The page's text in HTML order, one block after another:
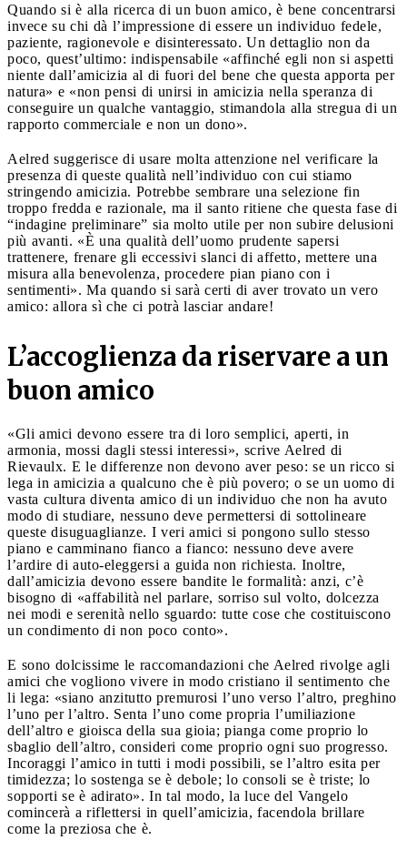
Quando si è alla ricerca di un buon amico, è bene concentrarsi
invece su chi dà l’impressione di essere un individuo fedele,
paziente, ragionevole e disinteressato. Un dettaglio non da
poco, quest’ultimo: indispensabile «affinché egli non si aspetti
niente dall’amicizia al di fuori del bene che questa apporta per
natura» e «non pensi di unirsi in amicizia nella speranza di
conseguire un qualche vantaggio, stimandola alla stregua di un
rapporto commerciale e non un dono».
Aelred suggerisce di usare molta attenzione nel verificare la
presenza di queste qualità nell’individuo con cui stiamo
stringendo amicizia. Potrebbe sembrare una selezione fin
troppo fredda e razionale, ma il santo ritiene che questa fase di
“indagine preliminare” sia molto utile per non subire delusioni
più avanti. «È una qualità dell’uomo prudente sapersi
trattenere, frenare gli eccessivi slanci di affetto, mettere una
misura alla benevolenza, procedere pian piano con i
sentimenti». Ma quando si sarà certi di aver trovato un vero
amico: allora sì che ci potrà lasciar andare!
L’accoglienza da riservare a un
buon amico
«Gli amici devono essere tra di loro semplici, aperti, in
armonia, mossi dagli stessi interessi», scrive Aelred di
Rievaulx. E le differenze non devono aver peso: se un ricco si
lega in amicizia a qualcuno che è più povero; o se un uomo di
vasta cultura diventa amico di un individuo che non ha avuto
modo di studiare, nessuno deve permettersi di sottolineare
queste disuguaglianze. I veri amici si pongono sullo stesso
piano e camminano fianco a fianco: nessuno deve avere
l’ardire di auto-eleggersi a guida non richiesta. Inoltre,
dall’amicizia devono essere bandite le formalità: anzi, c’è
bisogno di «affabilità nel parlare, sorriso sul volto, dolcezza
nei modi e serenità nello sguardo: tutte cose che costituiscono
un condimento di non poco conto».
E sono dolcissime le raccomandazioni che Aelred rivolge agli
amici che vogliono vivere in modo cristiano il sentimento che
li lega: «siano anzitutto premurosi l’uno verso l’altro, preghino
l’uno per l’altro. Senta l’uno come propria l’umiliazione
dell’altro e gioisca della sua gioia; pianga come proprio lo
sbaglio dell’altro, consideri come proprio ogni suo progresso.
Incoraggi l’amico in tutti i modi possibili, se l’altro esita per
timidezza; lo sostenga se è debole; lo consoli se è triste; lo
sopporti se è adirato». In tal modo, la luce del Vangelo
comincerà a riflettersi in quell’amicizia, facendola brillare
come la preziosa che è.